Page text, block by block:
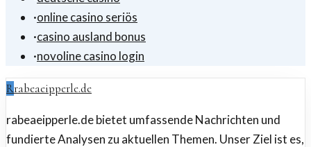
·online casino seriös
·casino ausland bonus
·novoline casino login
Rrabeaeipperle.de
rabeaeipperle.de bietet umfassende Nachrichten und
fundierte Analysen zu aktuellen Themen. Unser Ziel ist es,